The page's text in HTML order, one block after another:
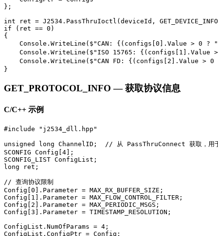
};
int ret = J2534.PassThruIoctl(deviceId,
if (ret == 0)
{
Console.WriteLine($"CAN: {(configs[0].Value > 0 ?
Console.WriteLine($"ISO 15765: {(configs[1].Value
Console.WriteLine($"CAN FD: {(configs[2].Value > 0
}
GET_PROTOCOL_INFO — 获取协议信息
C/C++ 示例
#include "j2534_dll.hpp"
unsigned long ChannelID;  // 从 PassThruConnect 获取，用
SCONFIG Config[4];
SCONFIG_LIST ConfigList;
long ret;
// 查询协议限制
Config[0].Parameter = MAX_RX_BUFFER_SIZE;
Config[1].Parameter = MAX_FLOW_CONTROL_FILTER;
Config[2].Parameter = MAX_PERIODIC_MSGS;
Config[3].Parameter = TIMESTAMP_RESOLUTION;
ConfigList.NumOfParams = 4;
ConfigList.ConfigPtr = Config;